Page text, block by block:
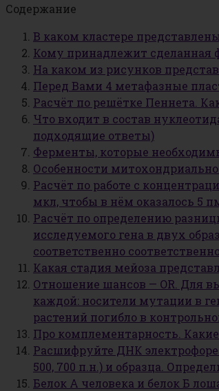
Содержание
В каком кластере
Кому принадлежит сделанная
На каком из рисунков
Перед Вами 4 метафазные
Расчёт по решётке Пеннета.
Что входит в состав
подходящие ответы)
Ферменты, которые
Особенности
Расчёт по работе с
мкл, чтобы в нём оказалось 5
Расчёт по определению
исследуемого гена в двух
соответственно
Какая стадия мейоза
Отношение шансов — OR. Для
каждой: носители мутации в
растений погибло в
Про комплементарность.
Расшифруйте ДНК
500, 700 п.н.) и образца.
Белок А человека и белок Б